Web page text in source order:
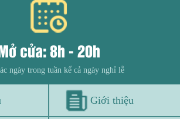
cửa: 8h - 20h
ngày trong tuần kể cả ngày nghỉ lễ
Giới thiệu